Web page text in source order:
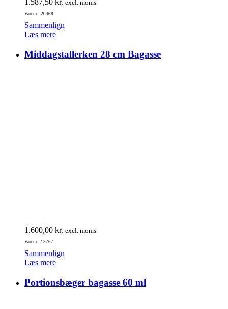
1.587,50 kr. excl. moms
Varenr.: 20468
Sammenlign
Læs mere
Middagstallerken 28 cm Bagasse
1.600,00 kr. excl. moms
Varenr.: 13767
Sammenlign
Læs mere
Portionsbæger bagasse 60 ml